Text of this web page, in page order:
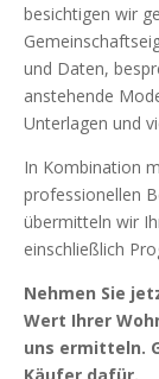
besichtigen wir
und Daten,
anstehende
Unterlagen und
In Kombination
professionellen
übermitteln wir
einschließlich
Nehmen Sie
Wert Ihrer
uns ermitteln.